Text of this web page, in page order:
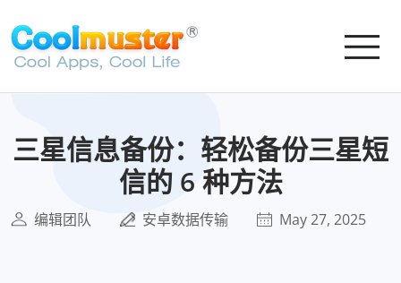
三星信息备份：轻松备份三星短
信的 6 种方法
编辑团队 安卓数据传输 May 27, 2025